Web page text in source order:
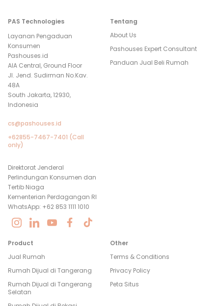
PAS Technologies
Layanan Pengaduan
Konsumen
Pashouses.id
AIA Central, Ground Floor
Jl. Jend. Sudirman No.Kav.
48A
South Jakarta, 12930,
Indonesia
cs@pashouses.id
+62855-7467-7401 (Call
only)
Direktorat Jenderal
Perlindungan Konsumen dan
Tertib Niaga
Kementerian Perdagangan RI
WhatsApp: +62 853 1111 1010
Tentang
About Us
Pashouses Expert Consultant
Panduan Jual Beli Rumah
Product
Jual Rumah
Rumah Dijual di Tangerang
Rumah Dijual di Tangerang
Selatan
Other
Terms & Conditions
Privacy Policy
Peta Situs